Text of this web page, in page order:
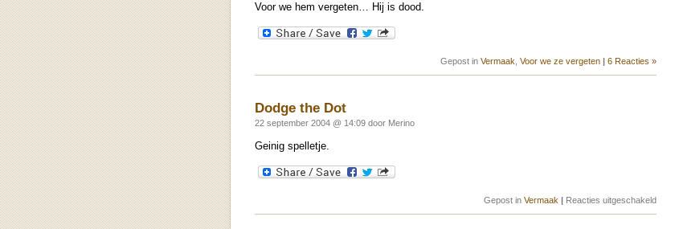
Voor we hem vergeten… Hij is dood.
Gepost in Vermaak Voor we ze vergeten 6 Reacties »
Dodge the Dot
22 september 2004 @ 14:09 door Merino
Geinig spelletje.
Gepost in Vermaak Reacties uitgeschakeldvoor